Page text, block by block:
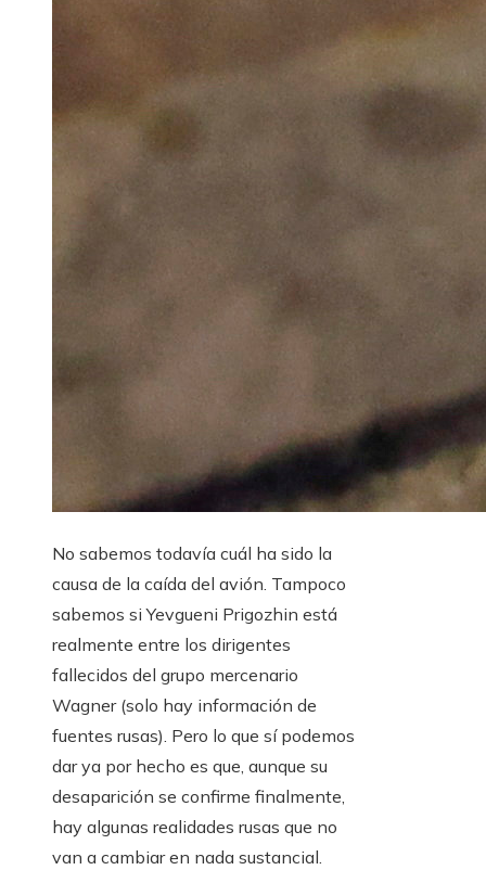
No sabemos todavía cuál ha sido la
causa de la caída del avión. Tampoco
sabemos si Yevgueni Prigozhin está
realmente entre los dirigentes
fallecidos del grupo mercenario
Wagner (solo hay información de
fuentes rusas). Pero lo que sí podemos
dar ya por hecho es que, aunque su
desaparición se confirme finalmente,
hay algunas realidades rusas que no
van a cambiar en nada sustancial.